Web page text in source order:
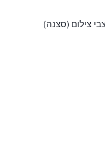
צילום (סצנה)